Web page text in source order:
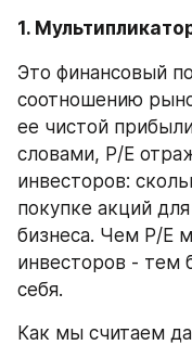
1.
Это финансовый
соотношению
ее чистой
словами, P/E
инвесторов:
покупке акций
бизнеса. Чем P/E
инвесторов - тем
себя.
Как мы считаем